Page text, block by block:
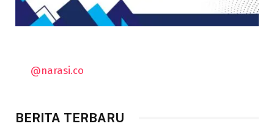
@narasi.co
BERITA TERBARU